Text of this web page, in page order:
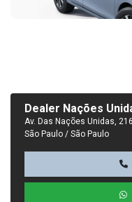
Dealer Nações
Av. Das Nações Unidas,
São Paulo / São Paulo